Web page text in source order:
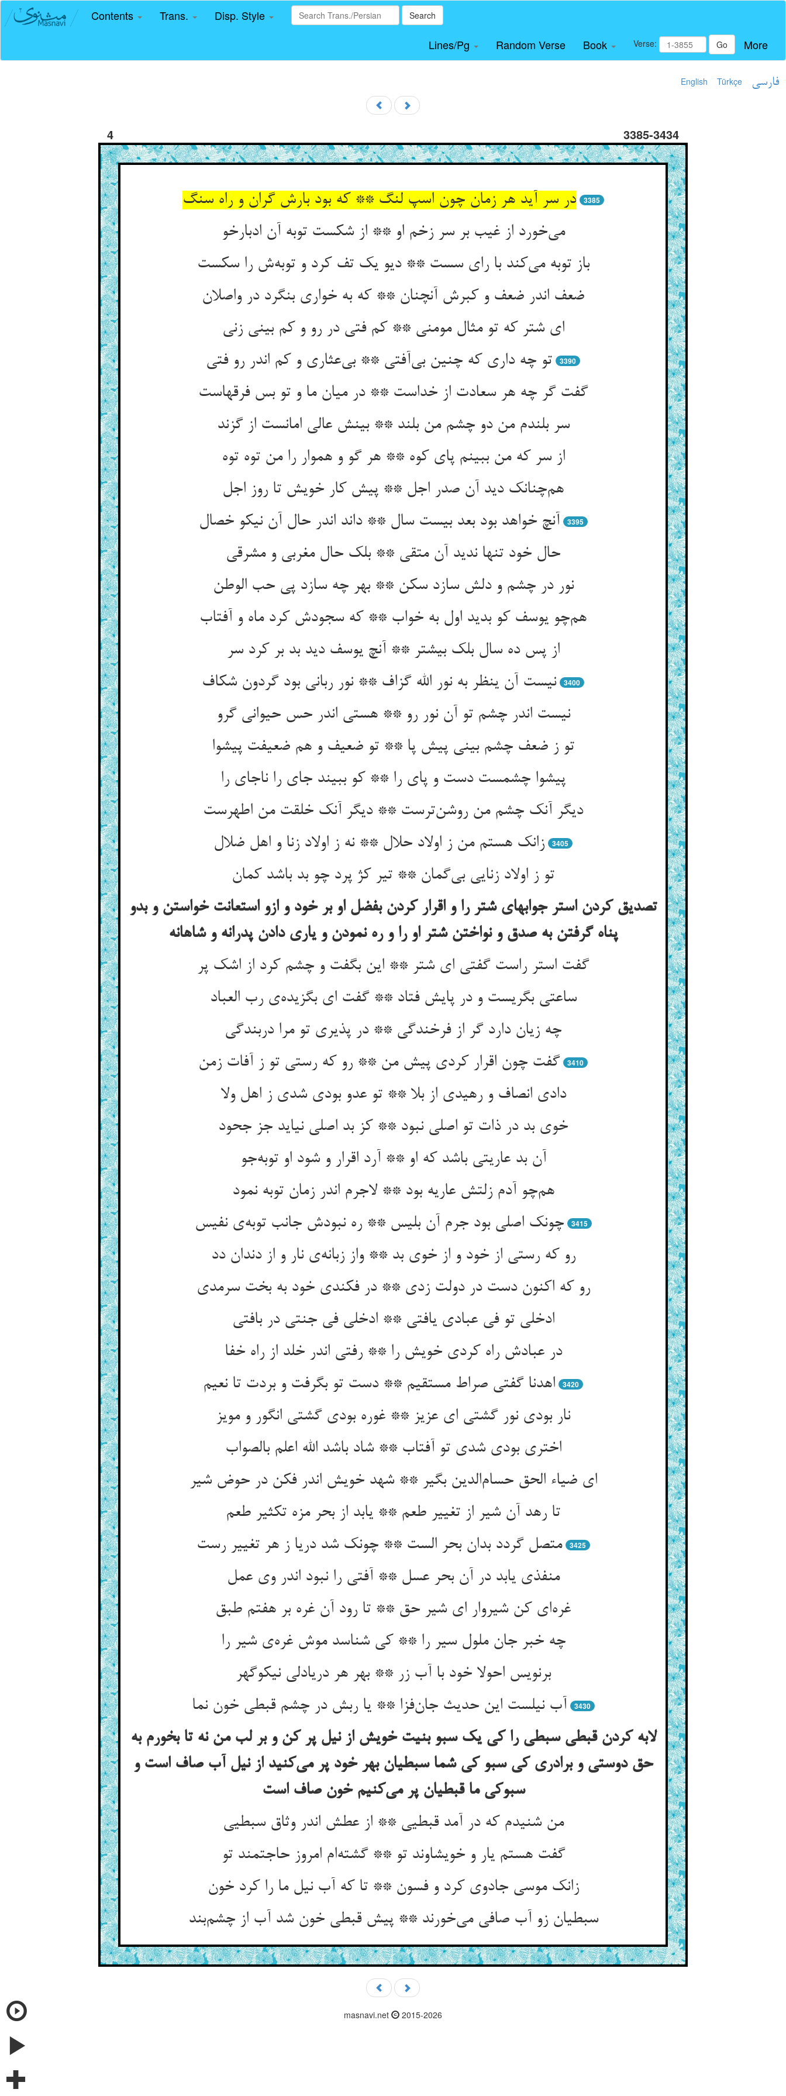
Contents Trans. Disp. Style Search
Lines/Pg Random Verse Book Verse: Go More
English Türkçe فارسی
4 3385-3434
در سر آید هر زمان چون اسپ لنگ ** که بود بارش گران و راه سنگ 3385
می‌خورد از غیب بر سر زخم او ** از شکست توبه آن ادبارخو
باز توبه می‌کند با رای سست ** دیو یک تف کرد و توبه‌ش را سکست
ضعف اندر ضعف و کبرش آنچنان ** که به خواری بنگرد در واصلان
ای شتر که تو مثال مومنی ** کم فتی در رو و کم بینی زنی
تو چه داری که چنین بی‌آفتی ** بی‌عثاری و کم اندر رو فتی
3390
گفت گر چه هر سعادت از خداست ** در میان ما و تو بس فرقهاست
سر بلندم من دو چشم من بلند ** بینش عالی امانست از گزند
از سر که من ببینم پای کوه ** هر گو و هموار را من توه توه
هم‌چنانک دید آن صدر اجل ** پیش کار خویش تا روز اجل
آنچ خواهد بود بعد بیست سال ** داند اندر حال آن نیکو خصال
3395
حال خود تنها ندید آن متقی ** بلک حال مغربی و مشرقی
نور در چشم و دلش سازد سکن ** بهر چه سازد پی حب الوطن
هم‌چو یوسف کو بدید اول به خواب ** که سجودش کرد ماه و آفتاب
از پس ده سال بلک بیشتر ** آنچ یوسف دید بد بر کرد سر
نیست آن ینظر به نور الله گزاف ** نور ربانی بود گردون شکاف
3400
نیست اندر چشم تو آن نور رو ** هستی اندر حس حیوانی گرو
تو ز ضعف چشم بینی پیش پا ** تو ضعیف و هم ضعیفت پیشوا
پیشوا چشمست دست و پای را ** کو ببیند جای را ناجای را
دیگر آنک چشم من روشن‌ترست ** دیگر آنک خلقت من اطهرست
زانک هستم من ز اولاد حلال ** نه ز اولاد زنا و اهل ضلال
3405
تو ز اولاد زنایی بی‌گمان ** تیر کژ پرد چو بد باشد کمان
تصدیق کردن استر جوابهای شتر را و اقرار کردن بفضل او بر خود و ازو استعانت خواستن و بدو
پناه گرفتن به صدق و نواختن شتر او را و ره نمودن و یاری دادن پدرانه و شاهانه
گفت استر راست گفتی ای شتر ** این بگفت و چشم کرد از اشک پر
ساعتی بگریست و در پایش فتاد ** گفت ای بگزیده‌ی رب العباد
چه زیان دارد گر از فرخندگی ** در پذیری تو مرا دربندگی
گفت چون اقرار کردی پیش من ** رو که رستی تو ز آفات زمن
3410
دادی انصاف و رهیدی از بلا ** تو عدو بودی شدی ز اهل ولا
خوی بد در ذات تو اصلی نبود ** کز بد اصلی نیاید جز جحود
آن بد عاریتی باشد که او ** آرد اقرار و شود او توبه‌جو
هم‌چو آدم زلتش عاریه بود ** لاجرم اندر زمان توبه نمود
چونک اصلی بود جرم آن بلیس ** ره نبودش جانب توبه‌ی نفیس
3415
رو که رستی از خود و از خوی بد ** واز زبانه‌ی نار و از دندان دد
رو که اکنون دست در دولت زدی ** در فکندی خود به بخت سرمدی
ادخلی تو فی عبادی یافتی ** ادخلی فی جنتی در بافتی
در عبادش راه کردی خویش را ** رفتی اندر خلد از راه خفا
اهدنا گفتی صراط مستقیم ** دست تو بگرفت و بردت تا نعیم
3420
نار بودی نور گشتی ای عزیز ** غوره بودی گشتی انگور و مویز
اختری بودی شدی تو آفتاب ** شاد باشد الله اعلم بالصواب
ای ضیاء الحق حسام‌الدین بگیر ** شهد خویش اندر فکن در حوض شیر
تا رهد آن شیر از تغییر طعم ** یابد از بحر مزه تکثیر طعم
متصل گردد بدان بحر الست ** چونک شد دریا ز هر تغییر رست
3425
منفذی یابد در آن بحر عسل ** آفتی را نبود اندر وی عمل
غره‌ای کن شیروار ای شیر حق ** تا رود آن غره بر هفتم طبق
چه خبر جان ملول سیر را ** کی شناسد موش غره‌ی شیر را
برنویس احولا خود با آب زر ** بهر هر دریادلی نیکوگهر
آب نیلست این حدیث جان‌فزا ** یا ربش در چشم قبطی خون نما
3430
لابه کردن قبطی سبطی را کی یک سبو بنیت خویش از نیل پر کن و بر لب من نه تا بخورم به
حق دوستی و برادری کی سبو کی شما سبطیان بهر خود پر می‌کنید از نیل آب صاف است و
سبوکی ما قبطیان پر می‌کنیم خون صاف است
من شنیدم که در آمد قبطیی ** از عطش اندر وثاق سبطیی
گفت هستم یار و خویشاوند تو ** گشته‌ام امروز حاجتمند تو
زانک موسی جادوی کرد و فسون ** تا که آب نیل ما را کرد خون
سبطیان زو آب صافی می‌خورند ** پیش قبطی خون شد آب از چشم‌بند
masnavi.net 2015-2026